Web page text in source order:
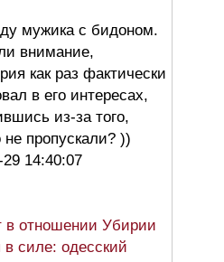
мужика с бидоном.
внимание,
как раз фактически
в его интересах,
из-за того,
не пропускали? ))
29 14:40:07
в отношении Убирии
в силе: одесский